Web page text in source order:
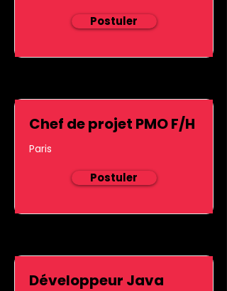
Postuler
Chef de projet PMO F/H
Paris
Postuler
Développeur Java